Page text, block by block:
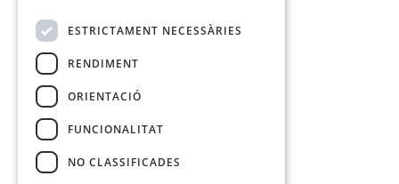
ESTRICTAMENT NECESSÀRIES
RENDIMENT
ORIENTACIÓ
FUNCIONALITAT
NO CLASSIFICADES